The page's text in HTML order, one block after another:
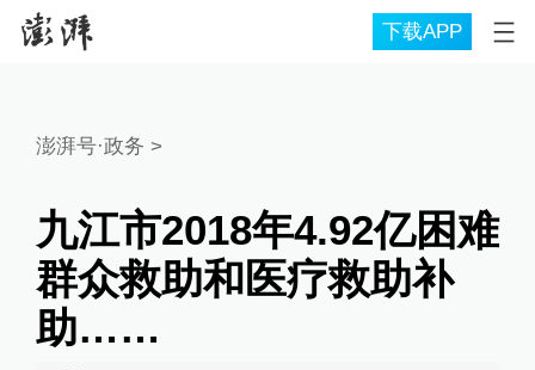
下载APP
澎湃号·政务 >
九江市2018年4.92亿困难
群众救助和医疗救助补
助……